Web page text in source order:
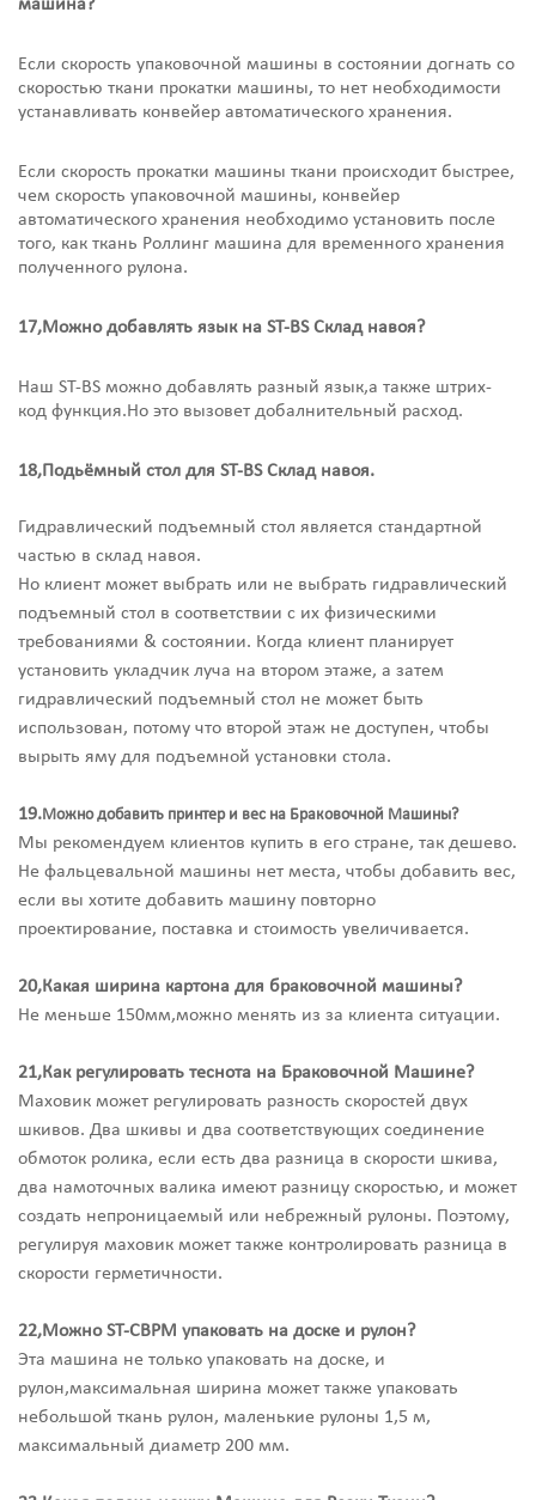
машина?
Если скорость упаковочной машины в состоянии догнать со
скоростью ткани прокатки машины, то нет необходимости
устанавливать конвейер автоматического хранения.
Если скорость прокатки машины ткани происходит быстрее,
чем скорость упаковочной машины, конвейер
автоматического хранения необходимо установить после
того, как ткань Роллинг машина для временного хранения
полученного рулона.
17,Можно добавлять язык на ST-BS Склад навоя?
Наш ST-BS можно добавлять разный язык,а также штрих-
код функция.Но это вызовет добалнительный расход.
18,Подьёмный стол для ST-BS Склад навоя.
Гидравлический подъемный стол является стандартной
частью в склад навоя.
Но клиент может выбрать или не выбрать гидравлический
подъемный стол в соответствии с их физическими
требованиями & состоянии. Когда клиент планирует
установить укладчик луча на втором этаже, а затем
гидравлический подъемный стол не может быть
использован, потому что второй этаж не доступен, чтобы
вырыть яму для подъемной установки стола.
19.Можно добавить принтер и вес на Браковочной Машины?
Мы рекомендуем клиентов купить в его стране, так дешево.
Не фальцевальной машины нет места, чтобы добавить вес,
если вы хотите добавить машину повторно
проектирование, поставка и стоимость увеличивается.
20,Какая ширина картона для браковочной машины?
Не меньше 150мм,можно менять из за клиента ситуации.
21,Как регулировать теснота на Браковочной Машине?
Маховик может регулировать разность скоростей двух
шкивов. Два шкивы и два соответствующих соединение
обмоток ролика, если есть два разница в скорости шкива,
два намоточных валика имеют разницу скоростью, и может
создать непроницаемый или небрежный рулоны. Поэтому,
регулируя маховик может также контролировать разница в
скорости герметичности.
22,Можно ST-CBPM упаковать на доске и рулон?
Эта машина не только упаковать на доске, и
рулон,максимальная ширина может также упаковать
небольшой ткань рулон, маленькие рулоны 1,5 м,
максимальный диаметр 200 мм.